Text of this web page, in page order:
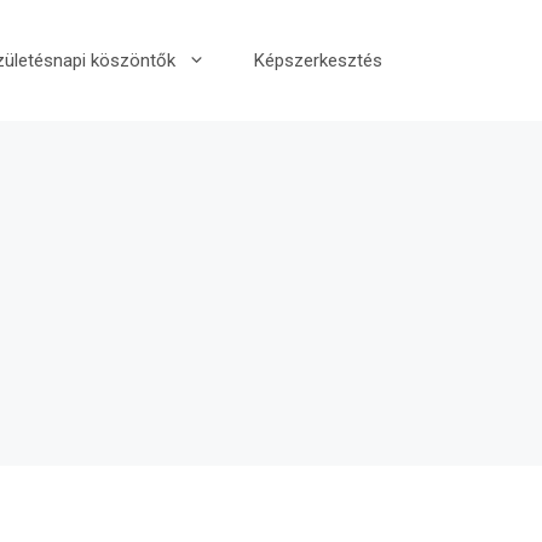
köszöntők Képszerkesztés